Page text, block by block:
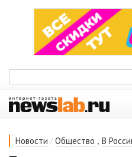
Новости / Общество , В